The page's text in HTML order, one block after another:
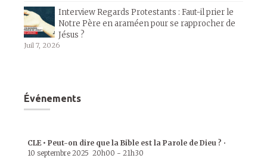
Interview Regards Protestants : Faut-il prier le
Notre Père en araméen pour se rapprocher de
Jésus ?
Juil 7, 2026
Événements
CLE • Peut-on dire que la Bible est la Parole de Dieu ? •
10 septembre 2025 20h00 - 21h30